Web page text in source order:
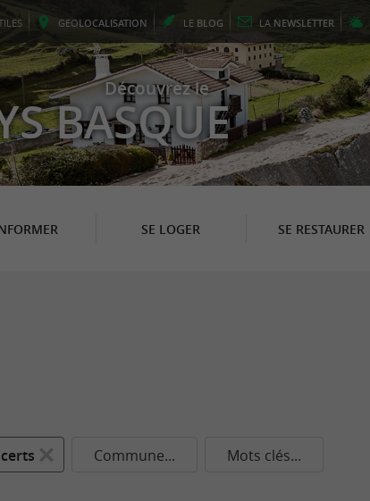
GEOLOCALISATION LE BLOG LA NEWSLETTER
Découvrez le
BASQUE
SE LOGER SE RESTAURER
Commune... Mots clés...